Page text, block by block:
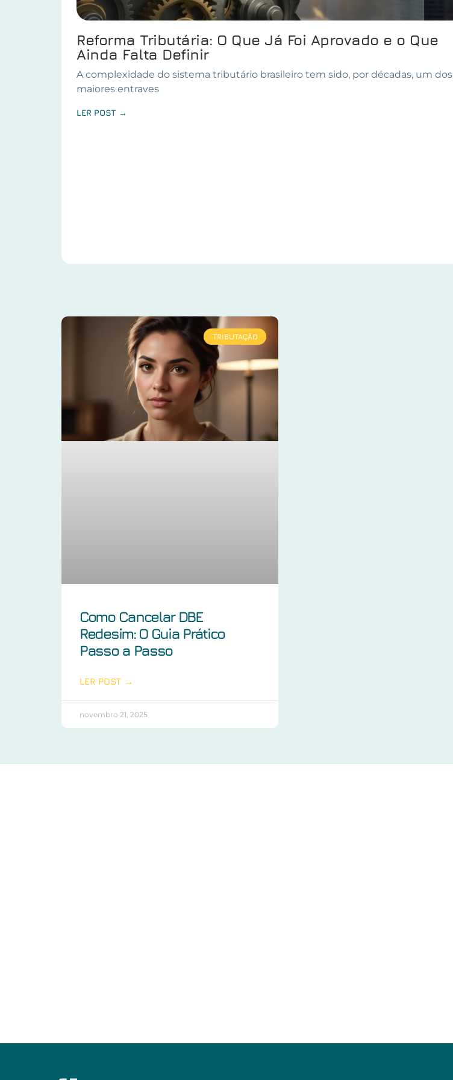
Reforma Tributária: O Que Já Foi Aprovado e o Que
Ainda Falta Definir
A complexidade do sistema tributário brasileiro tem sido, por décadas, um dos
maiores entraves
LER POST →
TRIBUTAÇÃO
Como Cancelar DBE
Redesim: O Guia Prático
Passo a Passo
LER POST →
novembro 21, 2025